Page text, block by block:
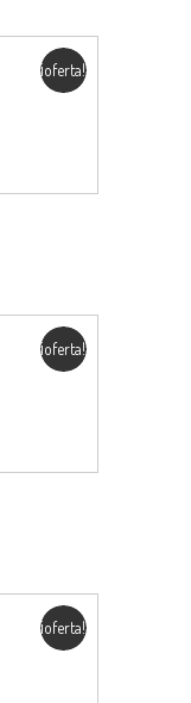
¡oferta!
¡oferta!
¡oferta!